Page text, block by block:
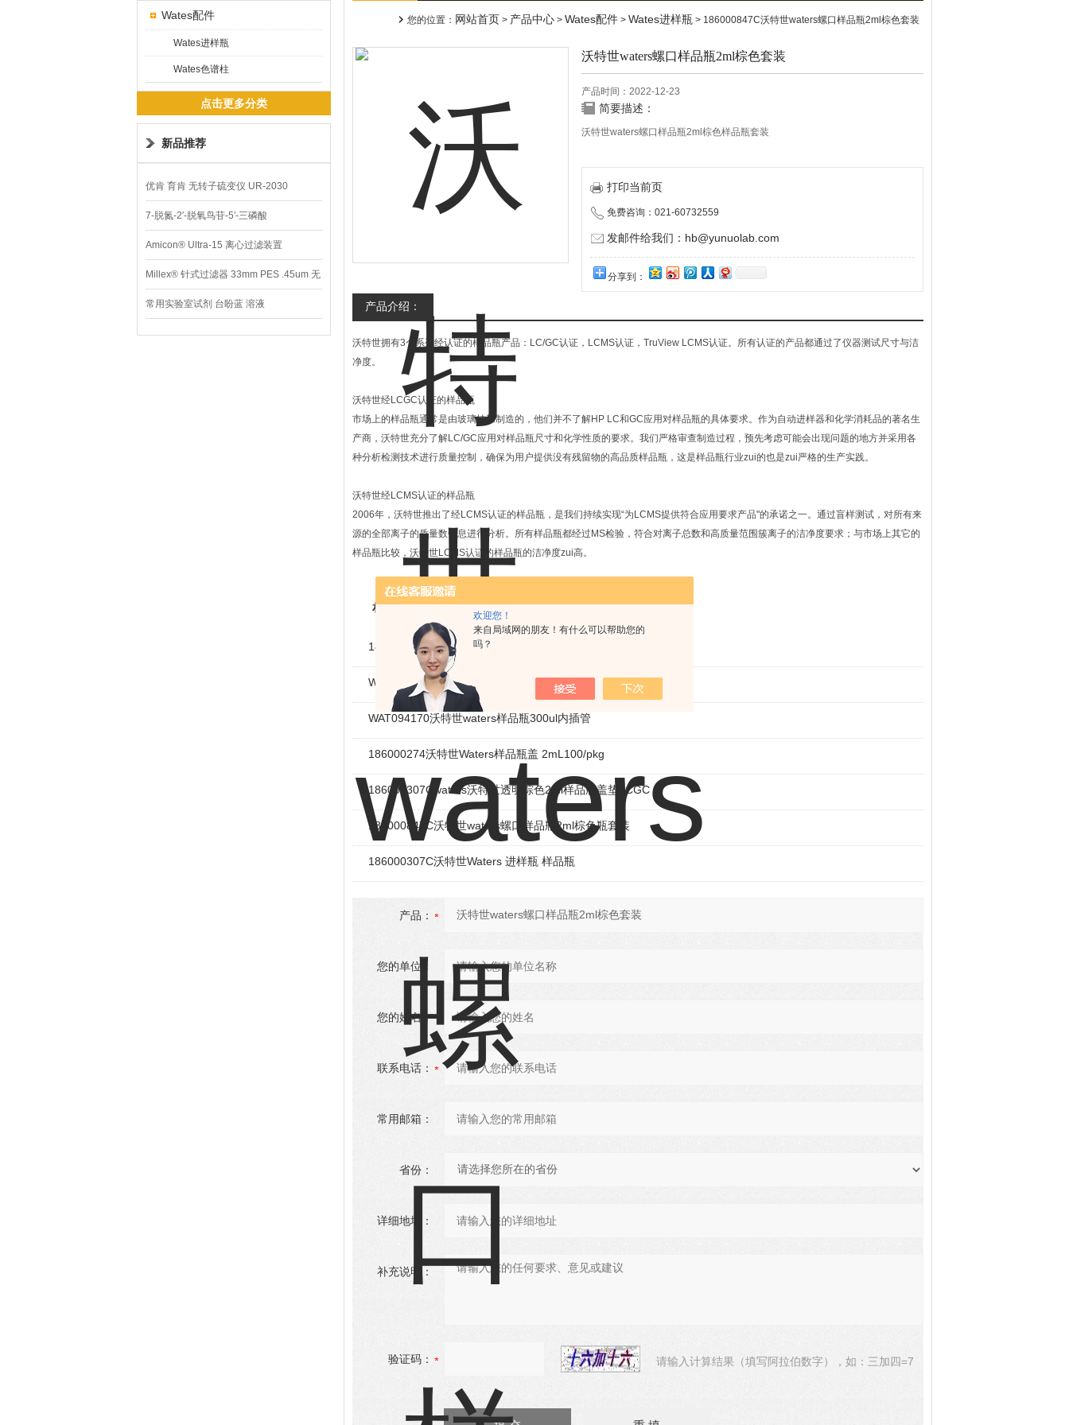
欢迎您！
来自局域网的朋友！有什么可以帮助您的
吗？
Wates配件
Wates进样瓶
Wates色谱柱
点击更多分类
新品推荐
优肯 育肯 无转子硫变仪 UR-2030
7-脱氮-2′-脱氧鸟苷-5′-三磷酸
Amicon® Ultra-15 离心过滤装置
Millex® 针式过滤器 33mm PES .45um 无
菌
常用实验室试剂 台盼蓝 溶液
您的位置： 网站首页 > 产品中心 > Wates配件 > Wates进样瓶 > 186000847C沃特世waters螺口样品瓶2ml棕色套装
沃特世waters螺口样品瓶2ml棕色套装
产品时间：2022-12-23
简要描述：
沃特世waters螺口样品瓶2ml棕色样品瓶套装
打印当前页
免费咨询：021-60732559
发邮件给我们：hb@yunuolab.com
分享到：
产品介绍：
沃特世拥有3个系列经认证的样品瓶产品：LC/GC认证，LCMS认证，TruView LCMS认证。所有认证的产品都通过了仪器测试尺寸与洁
净度。
沃特世经LCGC认证的样品瓶
市场上的样品瓶通常是由玻璃技工制造的，他们并不了解HP LC和GC应用对样品瓶的具体要求。作为自动进样器和化学消耗品的著名生
产商，沃特世充分了解LC/GC应用对样品瓶尺寸和化学性质的要求。我们严格审查制造过程，预先考虑可能会出现问题的地方并采用各
种分析检测技术进行质量控制，确保为用户提供没有残留物的高品质样品瓶，这是样品瓶行业zui的也是zui严格的生产实践。
沃特世经LCMS认证的样品瓶
2006年，沃特世推出了经LCMS认证的样品瓶，是我们持续实现“为LCMS提供符合应用要求产品"的承诺之一。通过盲样测试，对所有来
源的全部离子的质量数信息进行分析。所有样品瓶都经过MS检验，符合对离子总数和高质量范围簇离子的洁净度要求；与市场上其它的
样品瓶比较，沃特世LCMS认证的样品瓶的洁净度zui高。
相关产品
186000272C沃特世waters螺口样品瓶2ml透明套装
WAT094171沃特世waters样品瓶150ul内插管
WAT094170沃特世waters样品瓶300ul内插管
186000274沃特世Waters样品瓶盖 2mL100/pkg
186000307Cwaters沃特世透明棕色2ml样品瓶盖垫LCGC
186000847C沃特世waters螺口样品瓶2ml棕色瓶套装
186000307C沃特世Waters 进样瓶 样品瓶
产品：
您的单位：
您的姓名：
联系电话：
常用邮箱：
省份：
详细地址：
补充说明：
验证码： 请输入计算结果（填写阿拉伯数字），如：三加四=7